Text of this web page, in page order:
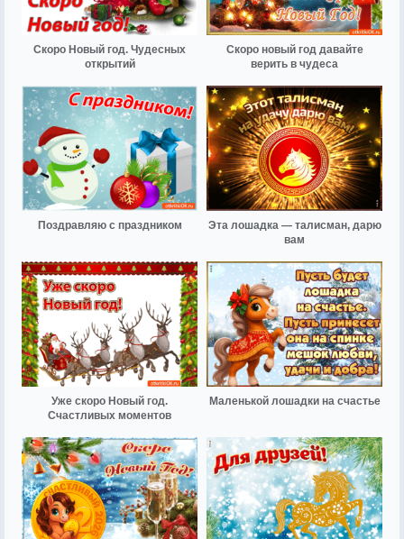
Скоро Новый год. Чудесных
открытий
Скоро новый год давайте
верить в чудеса
Поздравляю с праздником
Эта лошадка — талисман, дарю
вам
Уже скоро Новый год.
Счастливых моментов
Маленькой лошадки на счастье